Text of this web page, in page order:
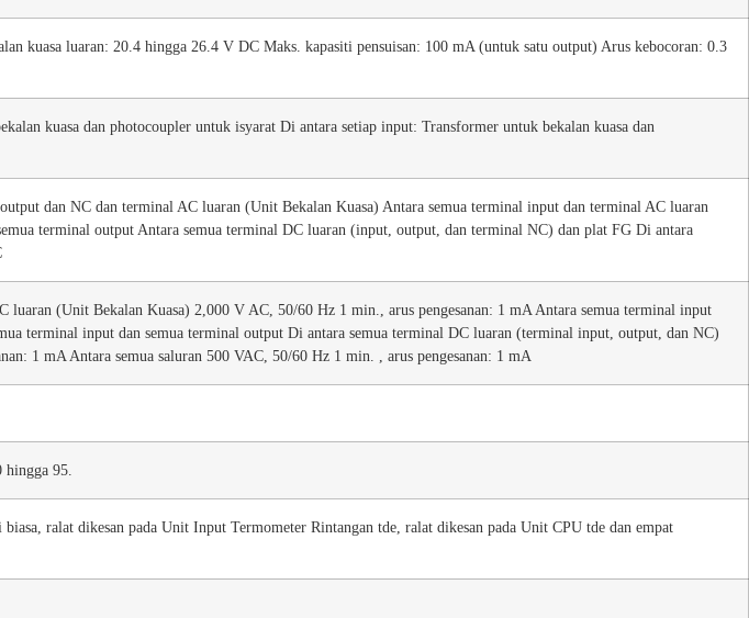
kuasa luaran: 20.4 hingga 26.4 V DC Maks. kapasiti pensuisan: 100 mA (untuk satu output) Arus kebocoran: 0.3
kuasa dan photocoupler untuk isyarat Di antara setiap input: Transformer untuk bekalan kuasa dan
dan NC dan terminal AC luaran (Unit Bekalan Kuasa) Antara semua terminal input dan terminal AC luaran
terminal output Antara semua terminal DC luaran (input, output, dan terminal NC) dan plat FG Di antara
luaran (Unit Bekalan Kuasa) 2,000 V AC, 50/60 Hz 1 min., arus pengesanan: 1 mA Antara semua terminal input
terminal input dan semua terminal output Di antara semua terminal DC luaran (terminal input, output, dan NC)
1 mA Antara semua saluran 500 VAC, 50/60 Hz 1 min. , arus pengesanan: 1 mA
hingga 95.
ralat dikesan pada Unit Input Termometer Rintangan tde, ralat dikesan pada Unit CPU tde dan empat